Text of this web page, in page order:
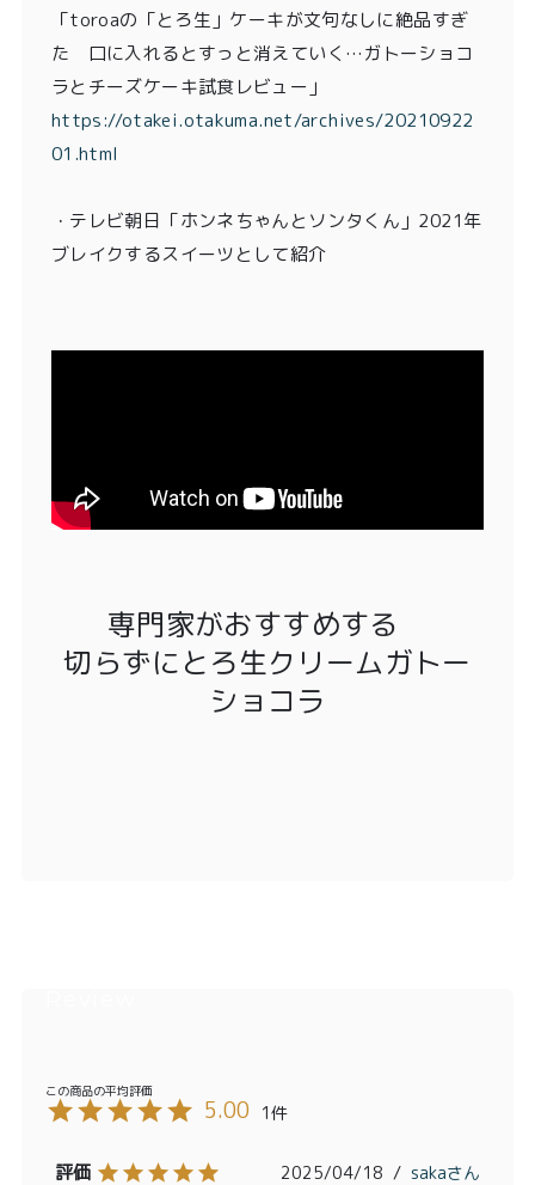
「toroaの「とろ生」ケーキが文句なしに絶品すぎ
た 口に入れるとすっと消えていく…ガトーショコ
ラとチーズケーキ試食レビュー」
https://otakei.otakuma.net/archives/20210922
01.html
・ テレビ朝日「ホンネちゃんとソンタくん」2021年
ブレイクするスイーツとして紹介
専門家がおすすめする
切らずにとろ生クリームガトー
ショコラ
5.00 1
saka
2025/04/18